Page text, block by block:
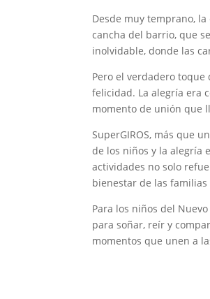
Desde muy temprano,
cancha del barrio, que
inolvidable, donde las
Pero el verdadero
felicidad. La alegría era
momento de unión que
SuperGIROS, más que
de los niños y la alegría
actividades no solo
bienestar de las familias
Para los niños del
para soñar, reír y
momentos que unen a